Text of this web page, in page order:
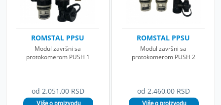
od 2.051,00 RSD
ROMSTAL PPSU
Modul završni sa
protokomerom PUSH 1
od 2.460,00 RSD
ROMSTAL PPSU
Modul završni sa
protokomerom PUSH 2